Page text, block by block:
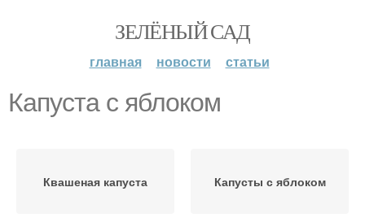
ЗЕЛЁНЫЙ САД
главная новости статьи
Капуста с яблоком
Квашеная капуста Капусты с яблоком